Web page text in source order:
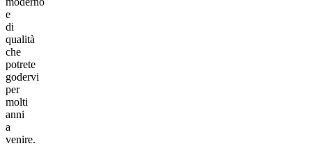
e
di
qualità
che
potrete
godervi
per
molti
anni
a
venire.